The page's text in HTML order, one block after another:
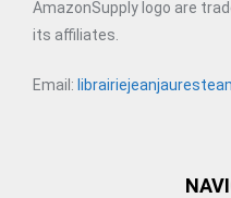
AmazonSupply logo are
its affiliates.
Email: